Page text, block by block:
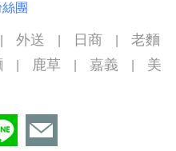
團
外送 日商
老麵
鹿草 嘉義
美